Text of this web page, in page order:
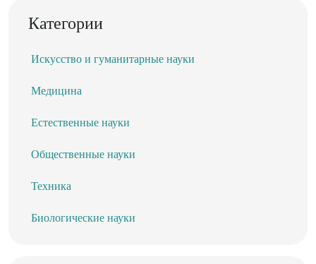
Категории
Искусство и гуманитарные науки
Медицина
Естественные науки
Общественные науки
Техника
Биологические науки